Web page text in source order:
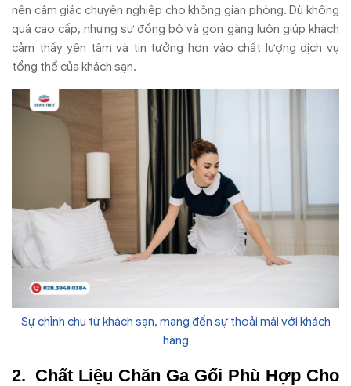
nên cảm giác chuyên nghiệp cho không gian phòng. Dù không
quá cao cấp, nhưng sự đồng bộ và gọn gàng luôn giúp khách
cảm thấy yên tâm và tin tưởng hơn vào chất lượng dịch vụ
tổng thể của khách sạn.
Sự chỉnh chu từ khách sạn, mang đến sự thoải mái với khách
hàng
Chất Liệu Chăn Ga Gối Phù Hợp Cho